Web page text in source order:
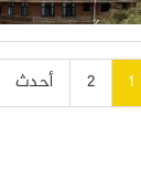
1
2 أحدث